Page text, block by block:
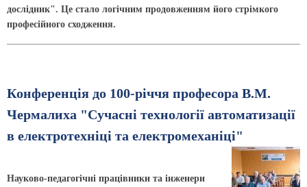
дослідник". Це стало логічним продовженням його стрімкого
професійного сходження.
Конференція до 100-річчя професора В.М.
Чермалиха "Сучасні технології автоматизації
в електротехніці та електромеханіці"
Науково-педагогічні працівники та інженери